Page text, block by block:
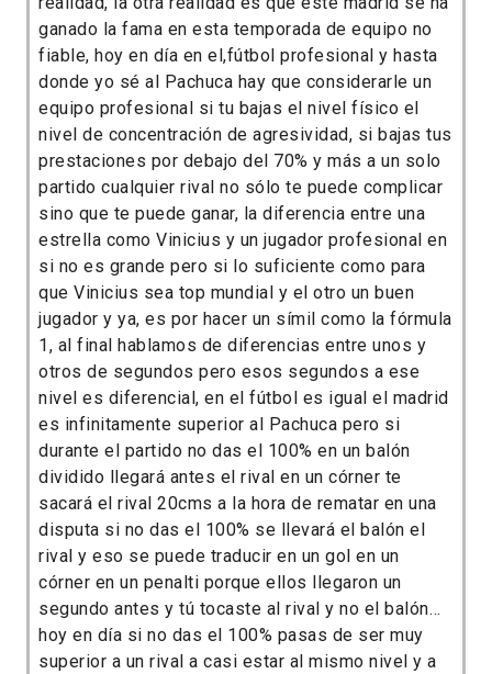
ganado la fama en esta temporada de equipo no
fiable, hoy en día en el,fútbol profesional y hasta
donde yo sé al Pachuca hay que considerarle un
equipo profesional si tu bajas el nivel físico el
nivel de concentración de agresividad, si bajas tus
prestaciones por debajo del 70% y más a un solo
partido cualquier rival no sólo te puede complicar
sino que te puede ganar, la diferencia entre una
estrella como Vinicius y un jugador profesional en
si no es grande pero si lo suficiente como para
que Vinicius sea top mundial y el otro un buen
jugador y ya, es por hacer un símil como la fórmula
1, al final hablamos de diferencias entre unos y
otros de segundos pero esos segundos a ese
nivel es diferencial, en el fútbol es igual el madrid
es infinitamente superior al Pachuca pero si
durante el partido no das el 100% en un balón
dividido llegará antes el rival en un córner te
sacará el rival 20cms a la hora de rematar en una
disputa si no das el 100% se llevará el balón el
rival y eso se puede traducir en un gol en un
córner en un penalti porque ellos llegaron un
segundo antes y tú tocaste al rival y no el balón…
hoy en día si no das el 100% pasas de ser muy
superior a un rival a casi estar al mismo nivel y a